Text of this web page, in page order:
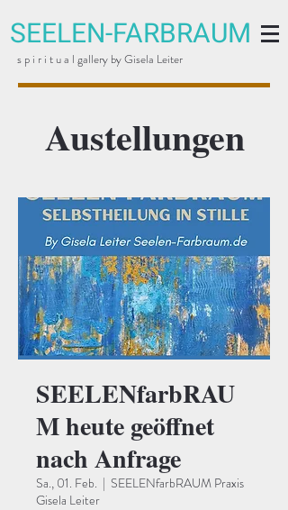
SEELEN-FARBRAUM
s p i r i t u a l gallery by Gisela Leiter
SEELENfarbRAU
M heute geöffnet
nach Anfrage
Sa., 01. Feb.
  |
SEELENfarbRAUM Praxis
Gisela Leiter
Austellungen